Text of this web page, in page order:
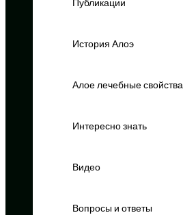
Публикации
История Алоэ
Алое лечебные свойства
Интересно знать
Видео
Вопросы и ответы